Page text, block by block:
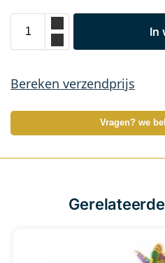
In
Bereken verzendprijs
Vragen? we